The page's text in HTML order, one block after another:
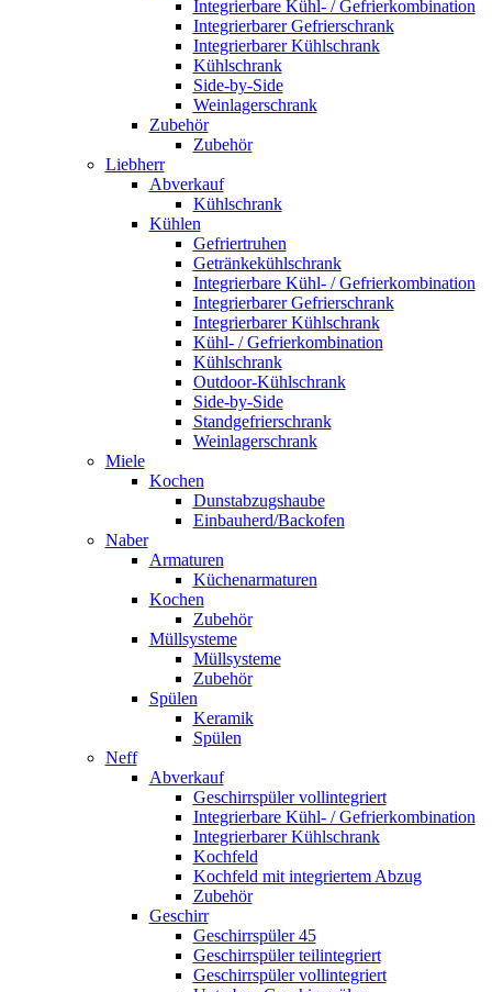
Integrierbare Kühl- / Gefrierkombination
Integrierbarer Gefrierschrank
Integrierbarer Kühlschrank
Kühlschrank
Side-by-Side
Weinlagerschrank
Zubehör
Zubehör
Liebherr
Abverkauf
Kühlschrank
Kühlen
Gefriertruhen
Getränkekühlschrank
Integrierbare Kühl- / Gefrierkombination
Integrierbarer Gefrierschrank
Integrierbarer Kühlschrank
Kühl- / Gefrierkombination
Kühlschrank
Outdoor-Kühlschrank
Side-by-Side
Standgefrierschrank
Weinlagerschrank
Miele
Kochen
Dunstabzugshaube
Einbauherd/Backofen
Naber
Armaturen
Küchenarmaturen
Kochen
Zubehör
Müllsysteme
Müllsysteme
Zubehör
Spülen
Keramik
Spülen
Neff
Abverkauf
Geschirrspüler vollintegriert
Integrierbare Kühl- / Gefrierkombination
Integrierbarer Kühlschrank
Kochfeld
Kochfeld mit integriertem Abzug
Zubehör
Geschirr
Geschirrspüler 45
Geschirrspüler teilintegriert
Geschirrspüler vollintegriert